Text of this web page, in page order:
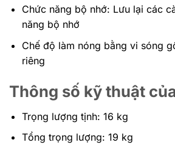
Chức năng bộ nhớ: Lưu lại các
năng bộ nhớ
Chế độ làm nóng bằng vi sóng
riêng
Thông số kỹ thuật
Trọng lượng tịnh: 16 kg
Tổng trọng lượng: 19 kg